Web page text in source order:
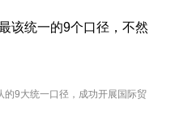
该统一的9个口径，不然
9大统一口径，成功开展国际贸